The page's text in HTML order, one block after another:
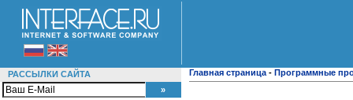
РАССЫЛКИ САЙТА Главная страница - Программные